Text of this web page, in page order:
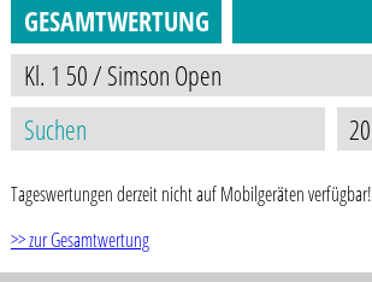
GESAMTWERTUNG
Tageswertungen derzeit nicht auf Mobilgeräten verfügbar!
>> zur Gesamtwertung